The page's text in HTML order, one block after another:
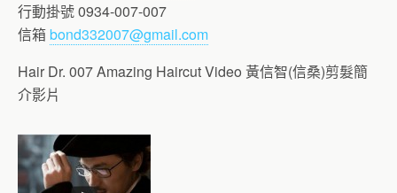
行動掛號 0934-007-007
信箱bond332007@gmail.com
Hair Dr. 007 Amazing Haircut Video 黃信智(信桑)剪髮簡
介影片